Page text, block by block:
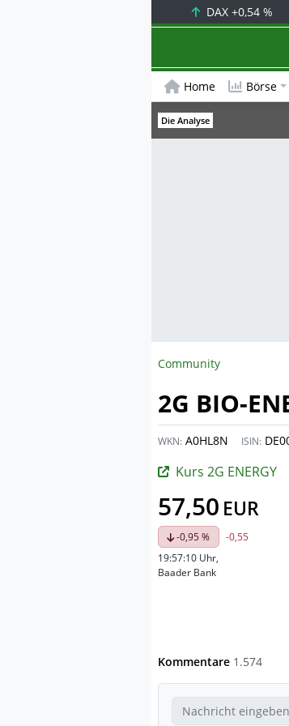
DAX +0,54 %
Home Börse
Die Analyse
Community
2G BIO-
WKN: A0HL8N ISIN:
Kurs 2G ENERGY
57,50 EUR
-0,95 %
-0,55
19:57:10 Uhr,
Baader Bank
Kommentare 1.574